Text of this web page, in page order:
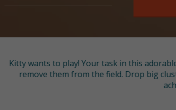
Kitty wants to play! Your task in this
remove them from the field. Drop big